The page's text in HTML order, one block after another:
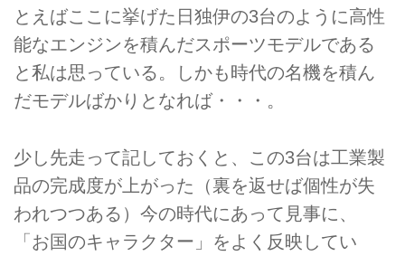
とえばここに挙げた日独伊の3台のように高性
能なエンジンを積んだスポーツモデルである
と私は思っている。しかも時代の名機を積ん
だモデルばかりとなれば・・・。
少し先走って記しておくと、この3台は工業製
品の完成度が上がった（裏を返せば個性が失
われつつある）今の時代にあって見事に、
「お国のキャラクター」をよく反映してい